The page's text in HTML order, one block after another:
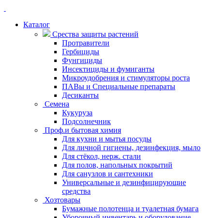
Каталог
Срества защиты растений
Протравители
Гербициды
Фунгициды
Инсектициды и фумиганты
Микроудобрения и стимуляторы роста
ПАВы и Специальные препараты
Десиканты
Семена
Кукуруза
Подсолнечник
Проф.и бытовая химия
Для кухни и мытья посуды
Для личной гигиены, дезинфекция, мыло
Для стёкол, нерж. стали
Для полов, напольных покрытий
Для санузлов и сантехники
Универсальные и дезинфицирующие
средства
Хозтовары
Бумажные полотенца и туалетная бумага